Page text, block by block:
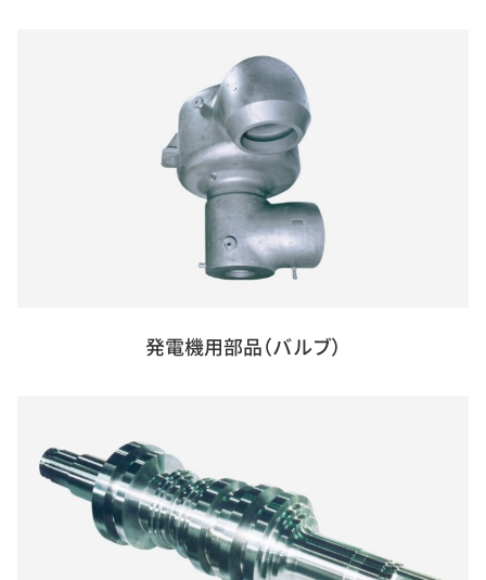
発電機用部品（バルブ）